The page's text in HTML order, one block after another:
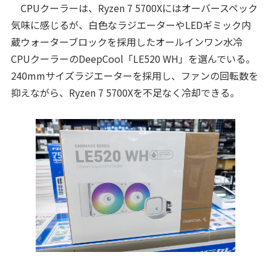
CPUクーラーは、Ryzen 7 5700Xにはオーバースペック
気味に感じるが、白色なラジエーターやLEDギミック内
蔵ウォーターブロックを採用したオールインワン水冷
CPUクーラーのDeepCool「LE520 WH」を選んでいる。
240mmサイズラジエーターを採用し、ファンの回転数を
抑えながら、Ryzen 7 5700Xを不足なく冷却できる。